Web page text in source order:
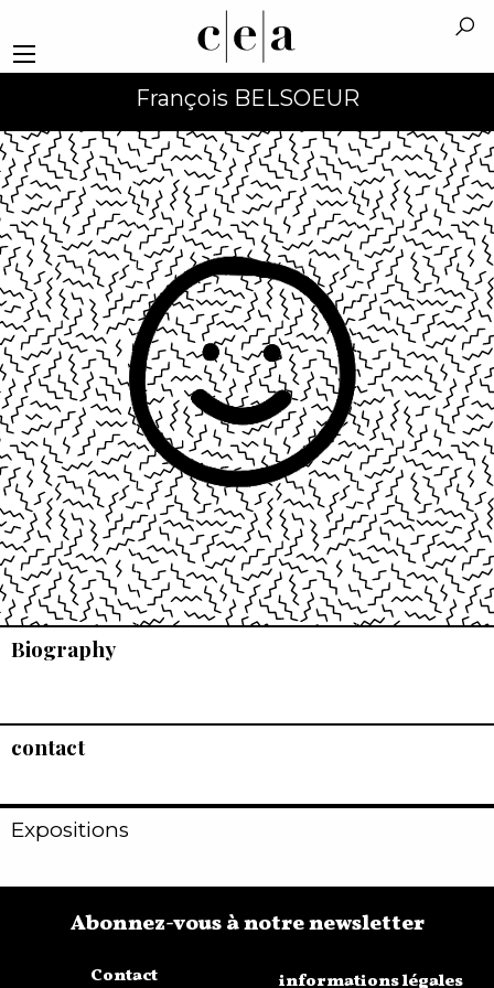
François BELSOEUR
Biography
contact
Expositions
Contact
Abonnez-vous à notre newsletter
informations légales